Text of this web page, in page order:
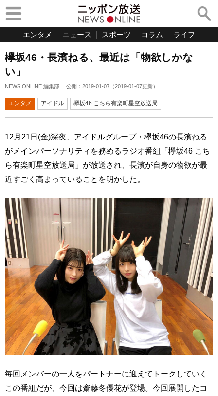
エンタメ ニュース スポーツ コラム ライフ
欅坂46・長濱ねる、最近は「物欲しかな
い」
NEWS ONLINE 編集部 公開： 2019-01-07 （2019-01-07更新）
エンタメ アイドル 欅坂46 こちら有楽町星空放送局
12月21日(金)深夜、アイドルグループ・欅坂46の長濱ねる
がメインパーソナリティを務めるラジオ番組「欅坂46 こち
ら有楽町星空放送局」が放送され、長濱が自身の物欲が最
近すごく高まっていることを明かした。
毎回メンバーの一人をパートナーに迎えてトークしていく
この番組だが、今回は齋藤冬優花が登場。今回展開したコ